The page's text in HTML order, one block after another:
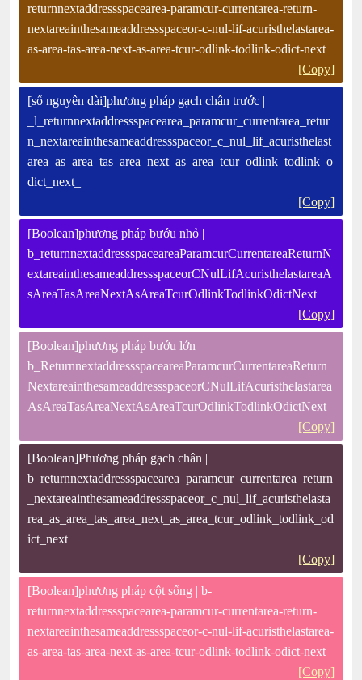
returnnextaddressspacearea-paramcur-currentarea-return-
nextareainthesameaddressspaceor-c-nul-lif-acuristhelastarea-
as-area-tas-area-next-as-area-tcur-odlink-todlink-odict-next
[Copy]
[số nguyên dài]phương pháp gạch chân trước |
_l_returnnextaddressspacearea_paramcur_currentarea_retur
n_nextareainthesameaddressspaceor_c_nul_lif_acuristhelast
area_as_area_tas_area_next_as_area_tcur_odlink_todlink_o
dict_next_
[Copy]
[Boolean]phương pháp bướu nhỏ |
b_returnnextaddressspaceareaParamcurCurrentareaReturnN
extareainthesameaddressspaceorCNulLifAcuristhelastareaA
sAreaTasAreaNextAsAreaTcurOdlinkTodlinkOdictNext
[Copy]
[Boolean]phương pháp bướu lớn |
b_ReturnnextaddressspaceareaParamcurCurrentareaReturn
NextareainthesameaddressspaceorCNulLifAcuristhelastarea
AsAreaTasAreaNextAsAreaTcurOdlinkTodlinkOdictNext
[Copy]
[Boolean]Phương pháp gạch chân |
b_returnnextaddressspacearea_paramcur_currentarea_return
_nextareainthesameaddressspaceor_c_nul_lif_acuristhelasta
rea_as_area_tas_area_next_as_area_tcur_odlink_todlink_od
ict_next
[Copy]
[Boolean]phương pháp cột sống | b-
returnnextaddressspacearea-paramcur-currentarea-return-
nextareainthesameaddressspaceor-c-nul-lif-acuristhelastarea-
as-area-tas-area-next-as-area-tcur-odlink-todlink-odict-next
[Copy]